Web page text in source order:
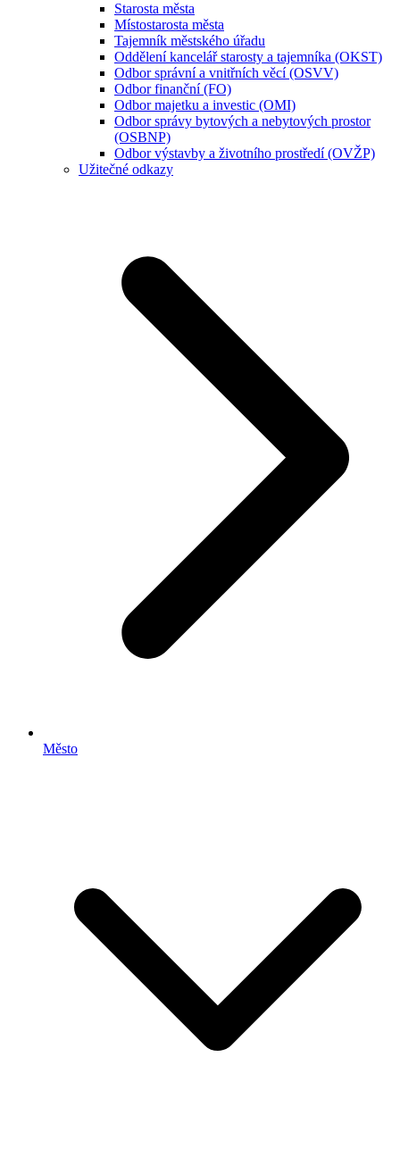
Starosta města
Místostarosta města
Tajemník městského úřadu
Oddělení kancelář starosty a tajemníka (OKST)
Odbor správní a vnitřních věcí (OSVV)
Odbor finanční (FO)
Odbor majetku a investic (OMI)
Odbor správy bytových a nebytových prostor
(OSBNP)
Odbor výstavby a životního prostředí (OVŽP)
Užitečné odkazy
Město